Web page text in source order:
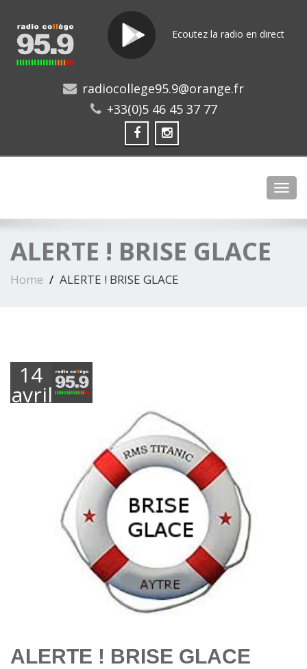
Ecoutez la radio en direct
radiocollege95.9@orange.fr
+33(0)5 46 45 37 77
ALERTE ! BRISE GLACE
Home ALERTE ! BRISE GLACE
14
avril
ALERTE ! BRISE GLACE